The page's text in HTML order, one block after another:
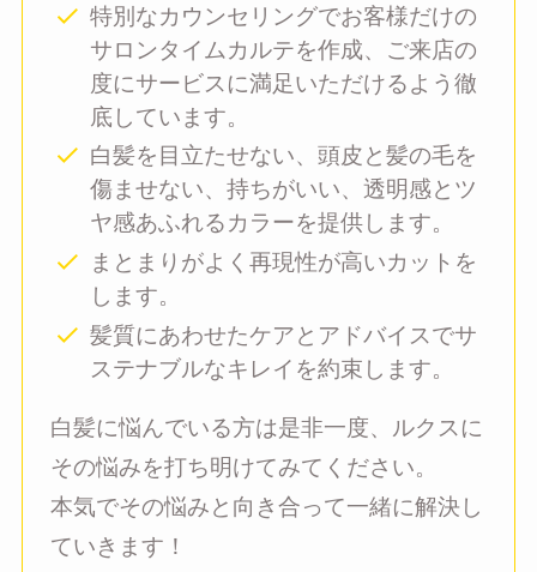
特別なカウンセリングでお客様だけの
サロンタイムカルテを作成、ご来店の
度にサービスに満足いただけるよう徹
底しています。
白髪を目立たせない、頭皮と髪の毛を
傷ませない、持ちがいい、透明感とツ
ヤ感あふれるカラーを提供します。
まとまりがよく再現性が高いカットを
します。
髪質にあわせたケアとアドバイスでサ
ステナブルなキレイを約束します。
白髪に悩んでいる方は是非一度、ルクスに
その悩みを打ち明けてみてください。
本気でその悩みと向き合って一緒に解決し
ていきます！